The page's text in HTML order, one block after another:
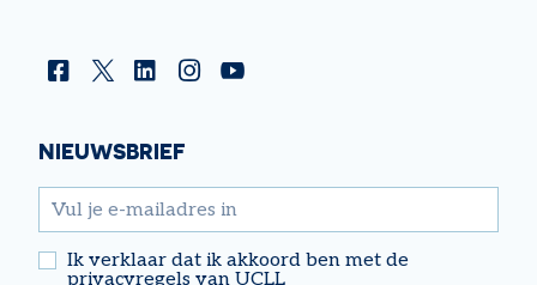
NIEUWSBRIEF
email
Ik verklaar dat ik akkoord ben met de
privacyregels van UCLL